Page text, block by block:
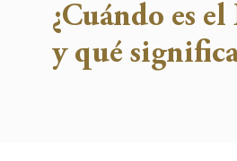
¿Cuándo es
y qué